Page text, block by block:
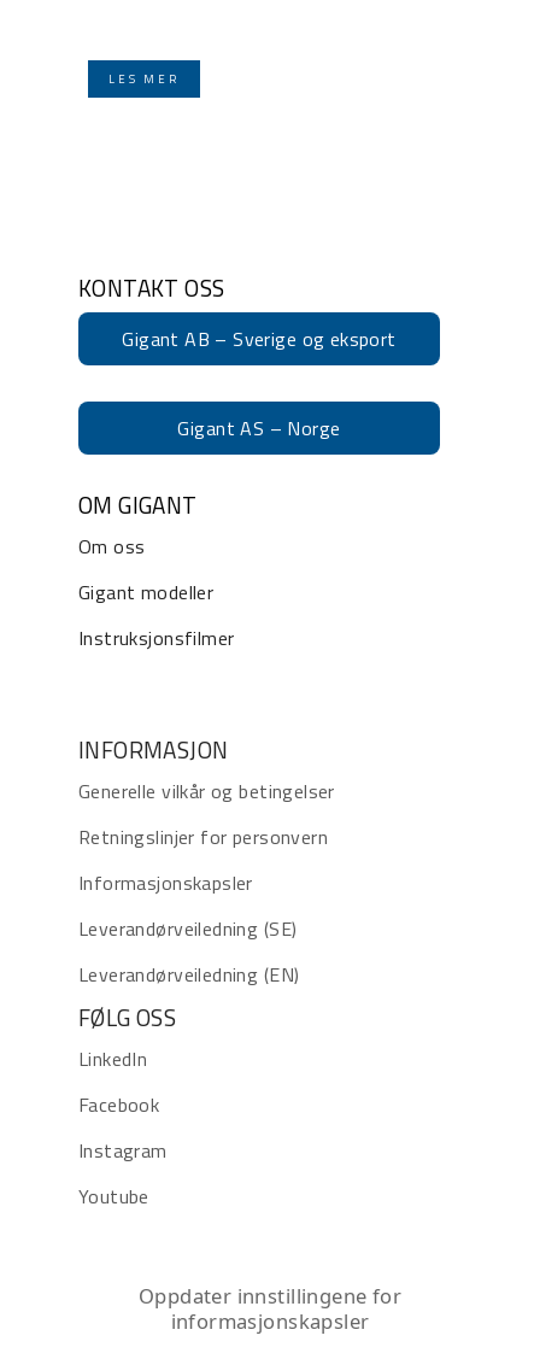
LES MER
KONTAKT OSS
Gigant AB – Sverige og eksport
Gigant AS – Norge
OM GIGANT
Om oss
Gigant modeller
Instruksjonsfilmer
INFORMASJON
Generelle vilkår og betingelser
Retningslinjer for personvern
Informasjonskapsler
Leverandørveiledning (SE)
Leverandørveiledning (EN)
FØLG OSS
LinkedIn
Facebook
Instagram
Youtube
Oppdater innstillingene for
informasjonskapsler